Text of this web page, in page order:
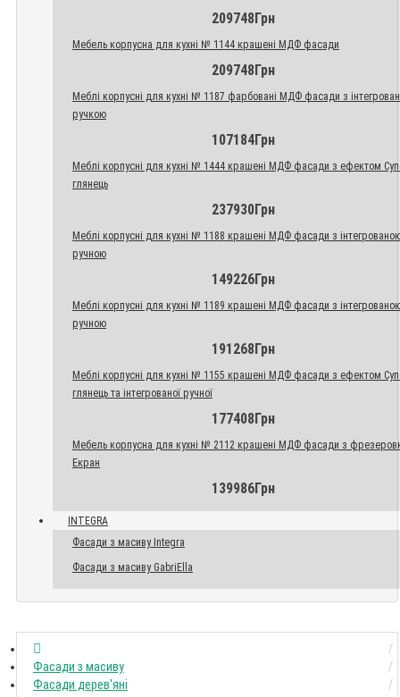
209748Грн
Мебель корпусна для кухні № 1144 крашені МДФ фасади
209748Грн
Меблі корпусні для кухні № 1187 фарбовані МДФ фасади з
ручкою
107184Грн
Меблі корпусні для кухні № 1444 крашені МДФ фасади з ефектом
глянець
237930Грн
Меблі корпусні для кухні № 1188 крашені МДФ фасади з
ручною
149226Грн
Меблі корпусні для кухні № 1189 крашені МДФ фасади з
ручною
191268Грн
Меблі корпусні для кухні № 1155 крашені МДФ фасади з ефектом
глянець та інтегрованої ручної
177408Грн
Мебель корпусна для кухні № 2112 крашені МДФ фасади з
Екран
139986Грн
INTEGRA
Фасади з масиву Integra
Фасади з масиву GabriElla
Фасади з масиву
Фасади дерев'яні